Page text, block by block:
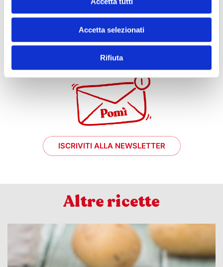
Accetta selezionati
Rifiuta
e se mi prende
il momento #chef?
ISCRIVITI ALLA NEWSLETTER
Altre ricette